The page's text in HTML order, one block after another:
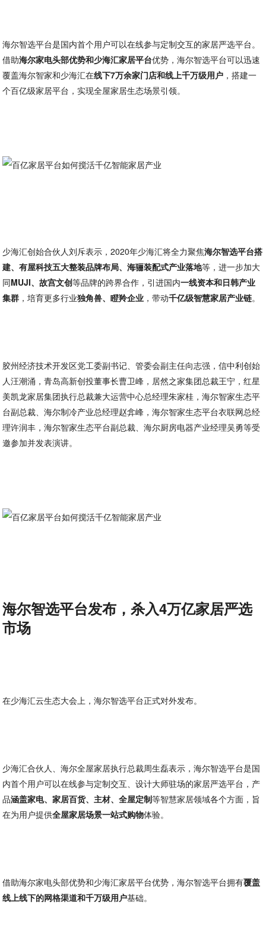
海尔智选平台是国内首个用户可以在线参与定制交互的家居严选平台。
借助海尔家电头部优势和少海汇家居平台优势，海尔智选平台可以迅速
覆盖海尔智家和少海汇在线下7万余家门店和线上千万级用户 ，搭建一
个百亿级家居平台，实现全屋家居生态场景引领。
少海汇创始合伙人刘斥表示，2020年少海汇将全力聚焦海尔智选平台搭
建、有屋科技五大整装品牌布局、海骊装配式产业落地等，进一步加大
同MUJI、故宫文创等品牌的跨界合作，引进国内一线资本和日韩产业
集群 ，培育更多行业独角兽、瞪羚企业 ，带动千亿级智慧家居产业链。
胶州经济技术开发区党工委副书记、管委会副主任向志强，信中利创始
人汪潮涌，青岛高新创投董事长曹卫峰，居然之家集团总裁王宁，红星
美凯龙家居集团执行总裁兼大运营中心总经理朱家桂，海尔智家生态平
台副总裁、海尔制冷产业总经理赵弇峰，海尔智家生态平台衣联网总经
理许润丰，海尔智家生态平台副总裁、海尔厨房电器产业经理吴勇等受
邀参加并发表演讲。
海尔智选平台发布，杀入4万亿家居严选
市场
在少海汇云生态大会上，海尔智选平台正式对外发布。
少海汇合伙人、海尔全屋家居执行总裁周生磊表示，海尔智选平台是国
内首个用户可以在线参与定制交互、设计大师驻场的家居严选平台，产
品涵盖家电、家居百货、主材、全屋定制等智慧家居领域各个方面，旨
在为用户提供全屋家居场景一站式购物体验。
借助海尔家电头部优势和少海汇家居平台优势，海尔智选平台拥有覆盖
线上线下的网格渠道和千万级用户基础。